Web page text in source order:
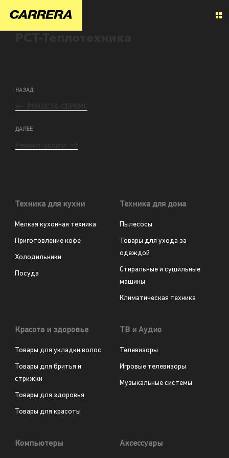
НАЗАД
ДАЛЕЕ
Техника для кухни
Мелкая кухонная техника
Приготовление кофе
Холодильники
Посуда
Техника для дома
Пылесосы
Товары для ухода за
одеждой
Стиральные и сушильные
машины
Климатическая техника
Красота и здоровье
Товары для укладки волос
Товары для бритья и
стрижки
Товары для здоровья
Товары для красоты
ТВ и Аудио
Телевизоры
Игровые телевизоры
Музыкальные системы
Компьютеры Аксессуары